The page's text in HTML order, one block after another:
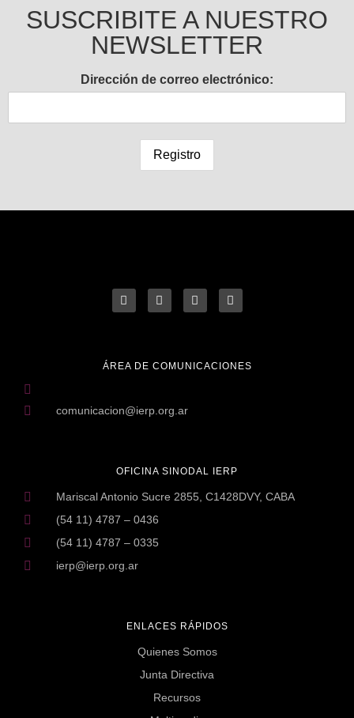
SUSCRIBITE A NUESTRO
NEWSLETTER
Dirección de correo electrónico:
ENLACES RÁPIDOS
Quienes Somos
Junta Directiva
Recursos
OFICINA SINODAL IERP
Mariscal Antonio Sucre 2855, C1428DVY, CABA
(54 11) 4787 – 0436
(54 11) 4787 – 0335
ierp@ierp.org.ar
ÁREA DE COMUNICACIONES
comunicacion@ierp.org.ar